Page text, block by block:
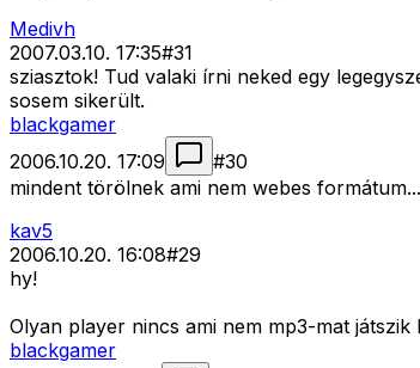
Medivh
2007.03.10. 17:35#31
sziasztok! Tud valaki írni neked egy
sosem sikerült.
blackgamer
2006.10.20. 17:09
#30
mindent törölnek ami nem webes formátum...
kav5
2006.10.20. 16:08#29
hy!
Olyan player nincs ami nem mp3-mat
blackgamer